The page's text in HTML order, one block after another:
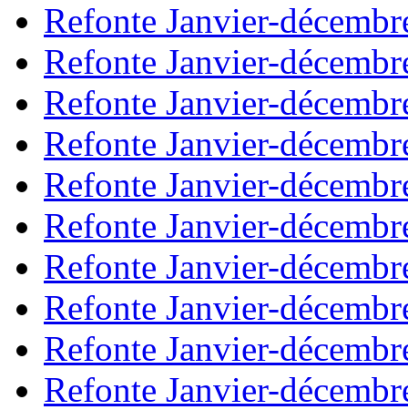
Refonte Janvier-
Refonte Janvier-
Refonte Janvier-
Refonte Janvier-
Refonte Janvier-
Refonte Janvier-
Refonte Janvier-
Refonte Janvier-
Refonte Janvier-
Refonte Janvier-